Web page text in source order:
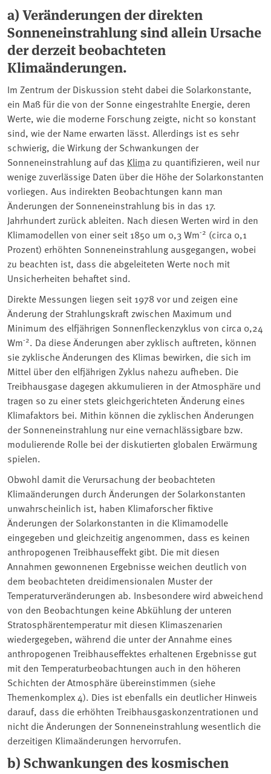
a) Veränderungen der direkten
Sonneneinstrahlung sind allein Ursache
der derzeit beobachteten
Klimaänderungen.
Im Zentrum der Diskussion steht dabei die Solarkonstante,
ein Maß für die von der Sonne eingestrahlte Energie, deren
Werte, wie die moderne Forschung zeigte, nicht so konstant
sind, wie der Name erwarten lässt. Allerdings ist es sehr
schwierig, die Wirkung der Schwankungen der
Sonneneinstrahlung auf das Klima zu quantifizieren, weil nur
wenige zuverlässige Daten über die Höhe der Solarkonstanten
vorliegen. Aus indirekten Beobachtungen kann man
Änderungen der Sonneneinstrahlung bis in das 17.
Jahrhundert zurück ableiten. Nach diesen Werten wird in den
Klimamodellen von einer seit 1850 um 0,3 Wm-2 (circa 0,1
Prozent) erhöhten Sonneneinstrahlung ausgegangen, wobei
zu beachten ist, dass die abgeleiteten Werte noch mit
Unsicherheiten behaftet sind.
Direkte Messungen liegen seit 1978 vor und zeigen eine
Änderung der Strahlungskraft zwischen Maximum und
Minimum des elfjährigen Sonnenfleckenzyklus von circa 0,24
Wm-2. Da diese Änderungen aber zyklisch auftreten, können
sie zyklische Änderungen des Klimas bewirken, die sich im
Mittel über den elfjährigen Zyklus nahezu aufheben. Die
Treibhausgase dagegen akkumulieren in der Atmosphäre und
tragen so zu einer stets gleichgerichteten Änderung eines
Klimafaktors bei. Mithin können die zyklischen Änderungen
der Sonneneinstrahlung nur eine vernachlässigbare bzw.
modulierende Rolle bei der diskutierten globalen Erwärmung
spielen.
Obwohl damit die Verursachung der beobachteten
Klimaänderungen durch Änderungen der Solarkonstanten
unwahrscheinlich ist, haben Klimaforscher fiktive
Änderungen der Solarkonstanten in die Klimamodelle
eingegeben und gleichzeitig angenommen, dass es keinen
anthropogenen Treibhauseffekt gibt. Die mit diesen
Annahmen gewonnenen Ergebnisse weichen deutlich von
dem beobachteten dreidimensionalen Muster der
Temperaturveränderungen ab. Insbesondere wird abweichend
von den Beobachtungen keine Abkühlung der unteren
Stratosphärentemperatur mit diesen Klimaszenarien
wiedergegeben, während die unter der Annahme eines
anthropogenen Treibhauseffektes erhaltenen Ergebnisse gut
mit den Temperaturbeobachtungen auch in den höheren
Schichten der Atmosphäre übereinstimmen (siehe
Themenkomplex 4). Dies ist ebenfalls ein deutlicher Hinweis
darauf, dass die erhöhten Treibhausgaskonzentrationen und
nicht die Änderungen der Sonneneinstrahlung wesentlich die
derzeitigen Klimaänderungen hervorrufen.
b) Schwankungen des kosmischen